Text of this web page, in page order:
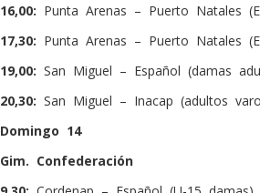
16,00: Punta Arenas – Puerto Natales
17,30: Punta Arenas – Puerto Natales
19,00: San Miguel – Español (damas
20,30: San Miguel – Inacap (adultos
Domingo 14
Gim. Confederación